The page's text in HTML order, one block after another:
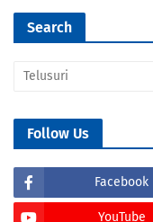
Search
Follow Us
Facebook
YouTube